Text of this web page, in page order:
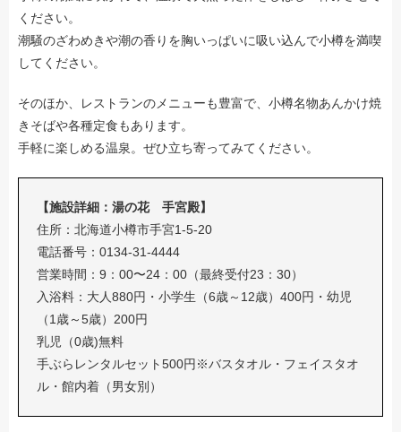
ください。
潮騒のざわめきや潮の香りを胸いっぱいに吸い込んで小樽を満喫
してください。
そのほか、レストランのメニューも豊富で、小樽名物あんかけ焼
きそばや各種定食もあります。
手軽に楽しめる温泉。ぜひ立ち寄ってみてください。
【施設詳細：湯の花 手宮殿】
住所：北海道小樽市手宮1-5-20
電話番号：0134-31-4444
営業時間：9：00〜24：00（最終受付23：30）
入浴料：大人880円・小学生（6歳～12歳）400円・幼児
（1歳～5歳）200円
乳児（0歳)無料
手ぶらレンタルセット500円※バスタオル・フェイスタオ
ル・館内着（男女別）